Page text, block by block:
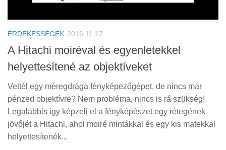
Érdekességek
Helyszíni Riport
E-BB
ÉRDEKESSÉGEK 2016.11.17
A Hitachi moiréval és egyenletekkel
helyettesítené az objektíveket
Vettél egy méregdrága fényképezőgépet, de nincs már
pénzed objektívre? Nem probléma, nincs is rá szükség!
Legalábbis így képzeli el a fényképészet egy rétegének
jövőjét a Hitachi, ahol moiré mintákkal és egy kis matekkal
helyettesítenék...